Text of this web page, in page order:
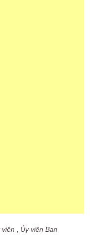
viên
Ủy viên Ban